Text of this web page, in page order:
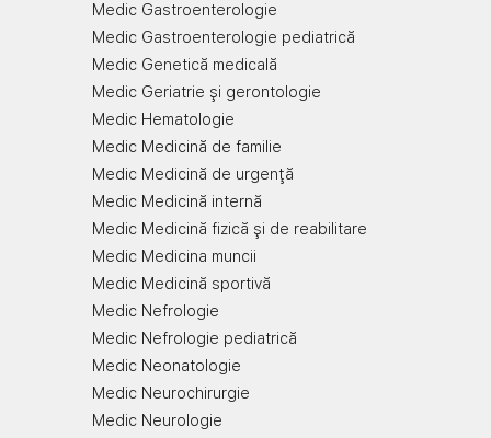
Medic Gastroenterologie
Medic Gastroenterologie pediatrică
Medic Genetică medicală
Medic Geriatrie şi gerontologie
Medic Hematologie
Medic Medicină de familie
Medic Medicină de urgenţă
Medic Medicină internă
Medic Medicină fizică şi de reabilitare
Medic Medicina muncii
Medic Medicină sportivă
Medic Nefrologie
Medic Nefrologie pediatrică
Medic Neonatologie
Medic Neurochirurgie
Medic Neurologie